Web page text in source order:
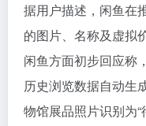
据用户描述，闲鱼在
的图片、名称及虚拟
闲鱼方面初步回应称
历史浏览数据自动生
物馆展品照片识别为